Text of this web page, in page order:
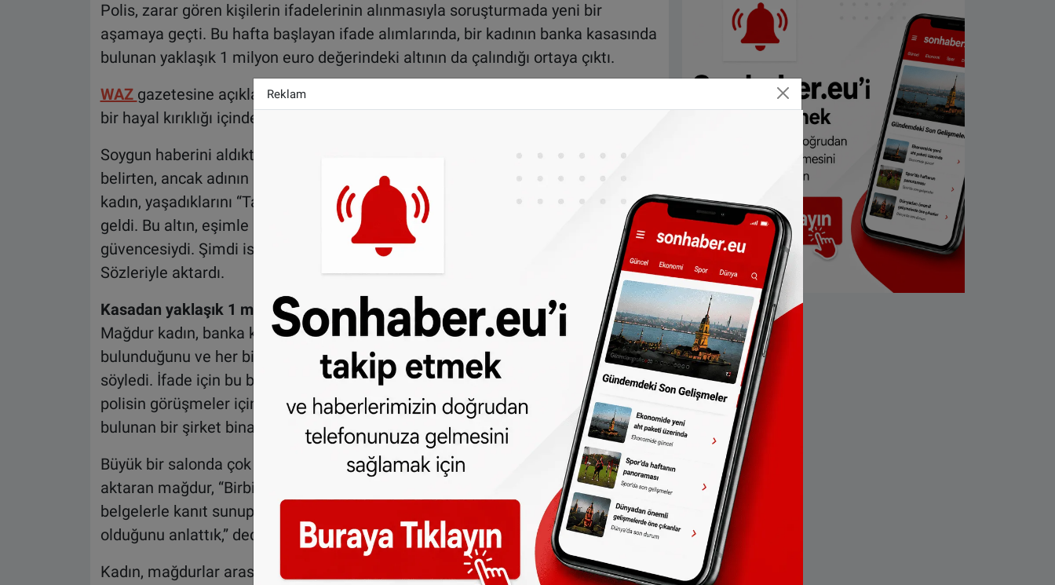
Polis, zarar gören kişilerin ifadelerinin alınmasıyla soruşturmada yeni bir
aşamaya geçti. Bu hafta başlayan ifade alımlarında, bir kadının banka kasasında
bulunan yaklaşık 1 milyon euro değerindeki altının da çalındığı ortaya çıktı.
WAZ gazetesine açıklamalarda bulunan mağdur kadın, süreci sakin ancak büyük
bir hayal kırıklığı içinde takip ettiğini anlattı.
Soygun haberini aldıktan sonra daha önceden planladığı bir tatile çıktığını
belirten, ancak adının basında yer almasını istemeyen 50’li yaşlarının sonundaki
kadın, yaşadıklarını “Tatilde bile düşüncelerim sürekli kaybettiğimiz altına gidip
geldi. Bu altın, eşimle benim için belirsiz zamanlarda erken emeklilik planımızın
güvencesiydi. Şimdi ise çalışmaya devam etmek zorunda kalacak gibiyiz.”
Sözleriyle aktardı.
Kasadan yaklaşık 1 milyon euroluk altın çalındı
Mağdur kadın, banka kasasında yaklaşık 1 milyon euro değerinde altın
bulunduğunu ve her bir gramın yasal olarak satın alındığını belgeleyebildiğini
söyledi. İfade için bu belgeleri yanında getirmesinin istendiğini belirten kadın,
polisin görüşmeler için özel mekânlar kiraladığını ve sorguların Heßler semtinde
bulunan bir şirket binasında yapıldığını anlattı.
Büyük bir salonda çok sayıda kadın ve erkeğin sırayla çağrılmayı beklediğini
aktaran mağdur, “Birbirimize kasalarımızda ne olduğunu, fotoğraf ya da
belgelerle kanıt sunup sunamadığımızı ve bizim için en değerli eşyaların neler
olduğunu anlattık,” dedi.
Kadın, mağdurlar arasında Sparkasse’de çalışan bir kişinin faillerden beş ila yedi
Reklam